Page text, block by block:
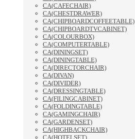
CA(CAFECHAIR)
CA(CHESTDRAWER)
CA(CHIPBOARDCOFFEETABLE)
CA(CHIPBOARDTVCABINET)
CA(COLOURBOX)
CA(COMPUTERTABLE)
CA(DININGSET)
CA(DININGTABLE)
CA(DIRECTORCHAIR)
CA(DIVAN)
CA(DIVIDER)
CA(DRESSINGTABLE)
CA(FILINGCABINET)
CA(FOLDINGTABLE)
CA(GAMINGCHAIR)
CA(GARDENSET)
CA(HIGHBACKCHAIR)
CA(HOTELSET)